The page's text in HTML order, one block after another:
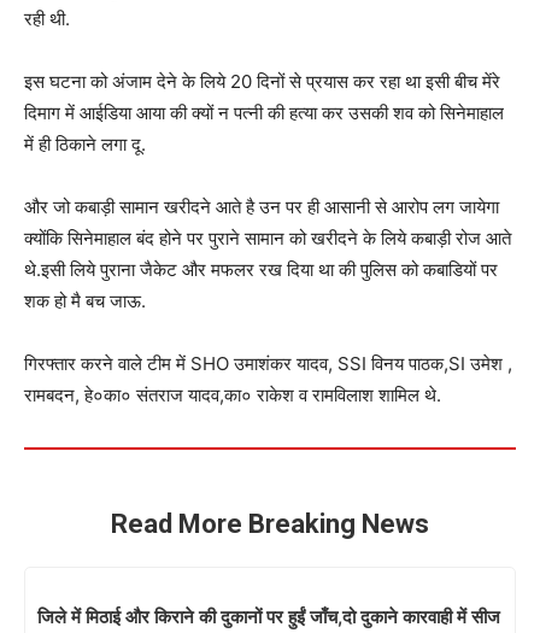
रही थी.
इस घटना को अंजाम देने के लिये 20 दिनों से प्रयास कर रहा था इसी बीच मेंरे
दिमाग में आईडिया आया की क्यों न पत्नी की हत्या कर उसकी शव को सिनेमाहाल
में ही ठिकाने लगा दू.
और जो कबाड़ी सामान खरीदने आते है उन पर ही आसानी से आरोप लग जायेगा
क्योंकि सिनेमाहाल बंद होने पर पुराने सामान को खरीदने के लिये कबाड़ी रोज आते
थे.इसी लिये पुराना जैकेट और मफलर रख दिया था की पुलिस को कबाडियों पर
शक हो मै बच जाऊ.
गिरफ्तार करने वाले टीम में SHO उमाशंकर यादव, SSI विनय पाठक,SI उमेश ,
रामबदन, हे०का० संतराज यादव,का० राकेश व रामविलाश शामिल थे.
Read More Breaking News
जिले में मिठाई और किराने की दुकानों पर हुईं जाँच,दो दुकाने कारवाही में सीज